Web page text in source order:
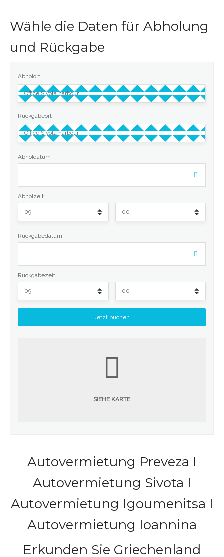
Wähle die Daten für Abholung
und Rückgabe
Abholort
Rückgabeort
Abholdatum
Abholzeit
:
Rückgabedatum
Rückgabezeit
:
SIEHE KARTE
Autovermietung Preveza I
Autovermietung Sivota I
Autovermietung Igoumenitsa I
Autovermietung Ioannina
Erkunden Sie Griechenland